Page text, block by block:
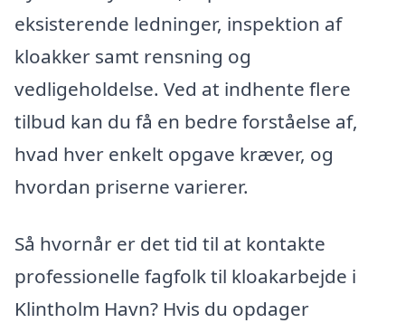
eksisterende ledninger, inspektion af
kloakker samt rensning og
vedligeholdelse. Ved at indhente flere
tilbud kan du få en bedre forståelse af,
hvad hver enkelt opgave kræver, og
hvordan priserne varierer.
Så hvornår er det tid til at kontakte
professionelle fagfolk til kloakarbejde i
Klintholm Havn? Hvis du opdager